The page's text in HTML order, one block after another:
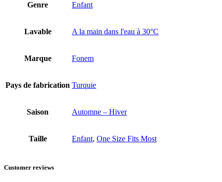
Genre Enfant
Lavable A la main dans l'eau à 30°C
Marque Fonem
Pays de fabrication Turquie
Saison Automne – Hiver
Taille Enfant, One Size Fits Most
Customer reviews